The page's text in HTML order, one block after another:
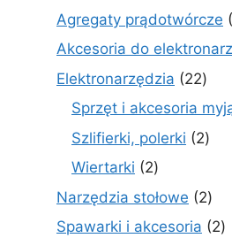
Agregaty prądotwórcze
Akcesoria do
Elektronarzędzia 2222
Sprzęt i akcesoria
Szlifierki, polerki 22
Wiertarki 22
produkty
Narzędzia stołowe 22
Spawarki i akcesoria 22